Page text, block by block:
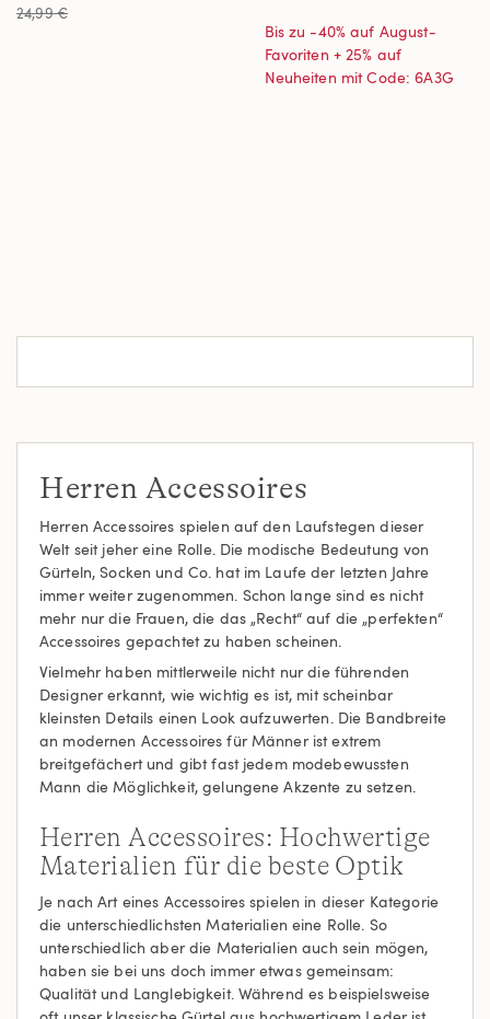
24,99 €
Bis zu -40% auf August-
Favoriten + 25% auf
Neuheiten mit Code: 6A3G
Herren Accessoires
Herren Accessoires spielen auf den Laufstegen dieser
Welt seit jeher eine Rolle. Die modische Bedeutung von
Gürteln, Socken und Co. hat im Laufe der letzten Jahre
immer weiter zugenommen. Schon lange sind es nicht
mehr nur die Frauen, die das „Recht“ auf die „perfekten“
Accessoires gepachtet zu haben scheinen.
Vielmehr haben mittlerweile nicht nur die führenden
Designer erkannt, wie wichtig es ist, mit scheinbar
kleinsten Details einen Look aufzuwerten. Die Bandbreite
an modernen Accessoires für Männer ist extrem
breitgefächert und gibt fast jedem modebewussten
Mann die Möglichkeit, gelungene Akzente zu setzen.
Herren Accessoires: Hochwertige
Materialien für die beste Optik
Je nach Art eines Accessoires spielen in dieser Kategorie
die unterschiedlichsten Materialien eine Rolle. So
unterschiedlich aber die Materialien auch sein mögen,
haben sie bei uns doch immer etwas gemeinsam:
Qualität und Langlebigkeit. Während es beispielsweise